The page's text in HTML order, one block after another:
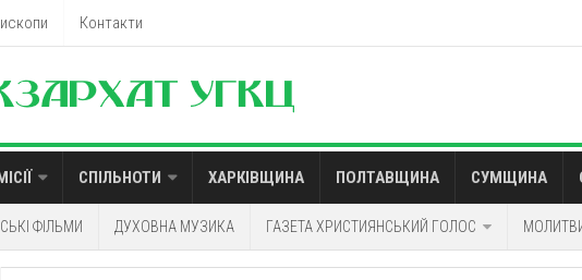
Контакти
СПІЛЬНОТИ ХАРКІВЩИНА ПОЛТАВЩИНА СУМЩИНА
ФІЛЬМИ ДУХОВНА МУЗИКА ГАЗЕТА ХРИСТИЯНСЬКИЙ ГОЛОС